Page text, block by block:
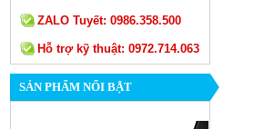
ZALO Tuyết: 0986.358.500
Hỗ trợ kỹ thuật: 0972.714.063
SẢN PHẨM NỔI BẬT